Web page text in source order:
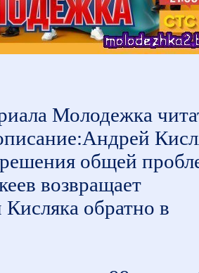
Молодежка
общей
возвращает
обратно в